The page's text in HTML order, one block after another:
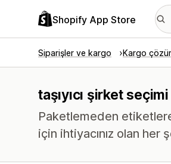
Shopify App Store
Siparişler ve kargo Kargo
taşıyıcı şirket
Paketlemeden
için ihtiyacınız olan her